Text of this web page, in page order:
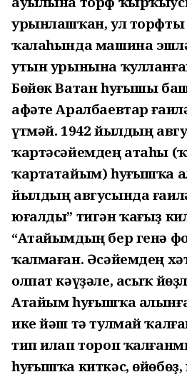
урынлашҡан, ул
ҡалаһында машина
утын урынына
Бөйөк Ватан һуғышы
афәте Аралбаевтар
үтмәй. 1942 йылдың
ҡартәсәйемдең атаһы
ҡартатайым) һуғышҡа
йылдың авгусында
юғалды” тигән ҡағыҙ
“Атайымдың бер генә
ҡалмаған. Әсәйемдең
олпат кәүҙәле, асыҡ
Атайым һуғышҡа
ике йәш тә тулмай
тип илап тороп
һуғышҡа киткәс,